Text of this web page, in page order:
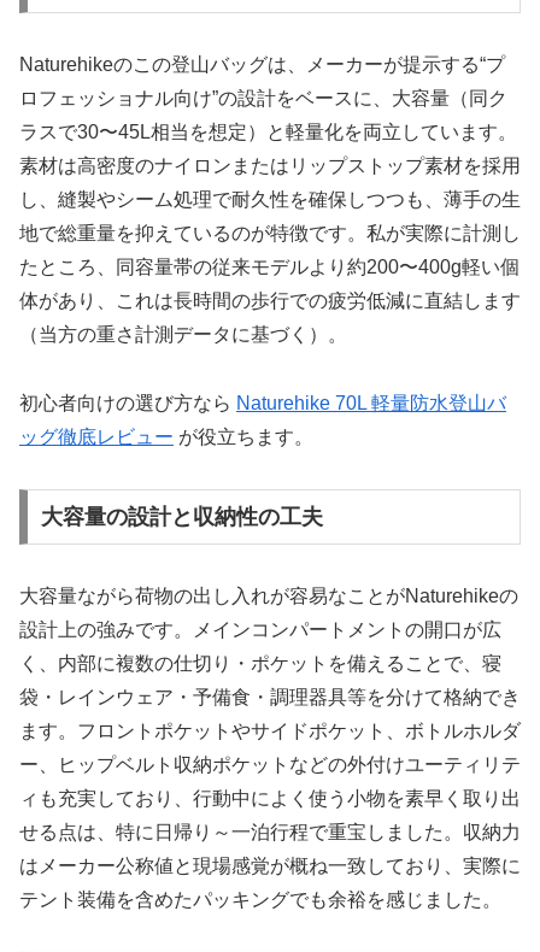
Naturehikeのこの登山バッグは、メーカーが提示する“プ
ロフェッショナル向け”の設計をベースに、大容量（同ク
ラスで30〜45L相当を想定）と軽量化を両立しています。
素材は高密度のナイロンまたはリップストップ素材を採用
し、縫製やシーム処理で耐久性を確保しつつも、薄手の生
地で総重量を抑えているのが特徴です。私が実際に計測し
たところ、同容量帯の従来モデルより約200〜400g軽い個
体があり、これは長時間の歩行での疲労低減に直結します
（当方の重さ計測データに基づく）。
初心者向けの選び方なら Naturehike 70L 軽量防水登山バ
ッグ徹底レビュー が役立ちます。
大容量の設計と収納性の工夫
大容量ながら荷物の出し入れが容易なことがNaturehikeの
設計上の強みです。メインコンパートメントの開口が広
く、内部に複数の仕切り・ポケットを備えることで、寝
袋・レインウェア・予備食・調理器具等を分けて格納でき
ます。フロントポケットやサイドポケット、ボトルホルダ
ー、ヒップベルト収納ポケットなどの外付けユーティリテ
ィも充実しており、行動中によく使う小物を素早く取り出
せる点は、特に日帰り～一泊行程で重宝しました。収納力
はメーカー公称値と現場感覚が概ね一致しており、実際に
テント装備を含めたパッキングでも余裕を感じました。